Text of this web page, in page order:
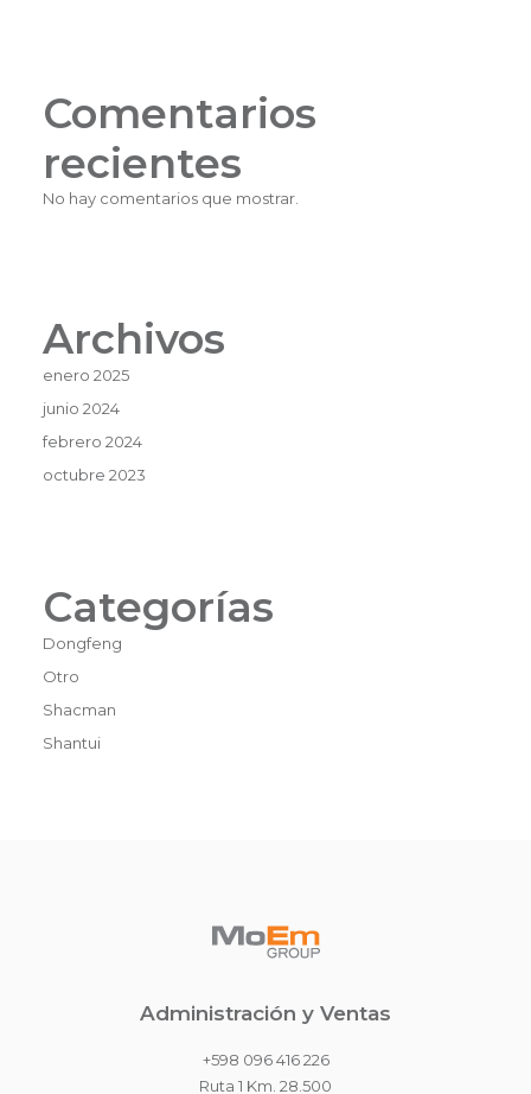
Comentarios
recientes
No hay comentarios que mostrar.
Archivos
enero 2025
junio 2024
febrero 2024
octubre 2023
Categorías
Dongfeng
Otro
Shacman
Shantui
Administración y Ventas
+598 096 416 226
Ruta 1 Km. 28.500